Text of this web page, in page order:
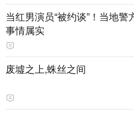
当红男演员“被约谈”！当地警
事情属实
废墟之上,蛛丝之间